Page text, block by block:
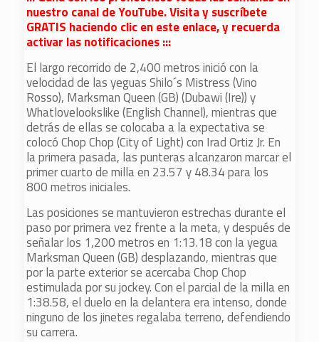
nuestro canal de YouTube. Visita y suscríbete
GRATIS haciendo clic en este enlace, y recuerda
activar las notificaciones :::
El largo recorrido de 2,400 metros inició con la
velocidad de las yeguas Shilo´s Mistress (Vino
Rosso), Marksman Queen (GB) (Dubawi (Ire)) y
Whatlovelookslike (English Channel), mientras que
detrás de ellas se colocaba a la expectativa se
colocó Chop Chop (City of Light) con Irad Ortiz Jr. En
la primera pasada, las punteras alcanzaron marcar el
primer cuarto de milla en 23.57 y 48.34 para los
800 metros iniciales.
Las posiciones se mantuvieron estrechas durante el
paso por primera vez frente a la meta, y después de
señalar los 1,200 metros en 1:13.18 con la yegua
Marksman Queen (GB) desplazando, mientras que
por la parte exterior se acercaba Chop Chop
estimulada por su jockey. Con el parcial de la milla en
1:38.58, el duelo en la delantera era intenso, donde
ninguno de los jinetes regalaba terreno, defendiendo
su carrera.